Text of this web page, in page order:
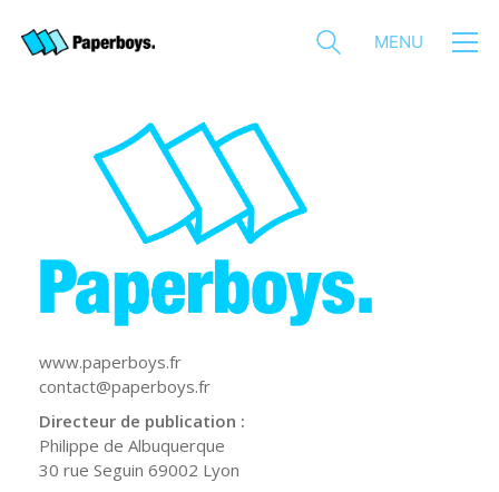
MENU
www.paperboys.fr
contact@paperboys.fr
Directeur de publication :
Philippe de Albuquerque
30 rue Seguin 69002 Lyon